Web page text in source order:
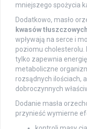
mniejszego spożycia
Dodatkowo, masło
kwasów tłuszczowych
wpływają na serce i
poziomu cholesterolu.
tylko zapewnia
metaboliczne
rozsądnych ilościach,
dobroczynnych
Dodanie masła
przynieść wymierne